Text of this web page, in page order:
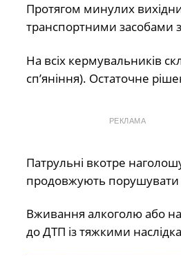
Протягом минулих
транспортними засобами
На всіх кермувальників
сп’яніння). Остаточне
РЕКЛАМА
Патрульні вкотре
продовжують порушувати
Вживання алкоголю або
до ДТП із тяжкими